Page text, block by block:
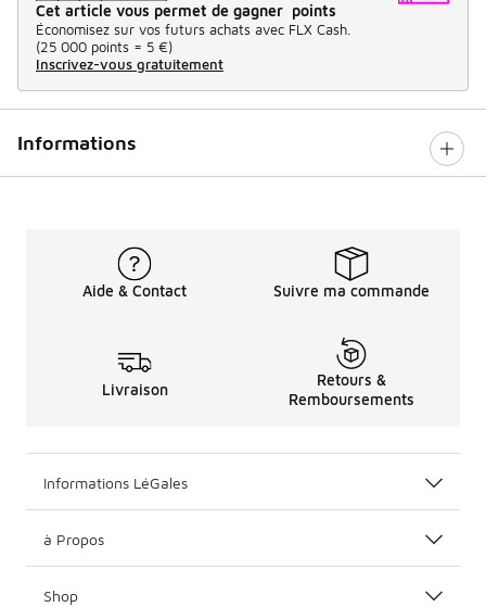
Cet article vous permet de gagner points
Économisez sur vos futurs achats avec FLX Cash.
(25 000 points = 5 €)
Inscrivez-vous gratuitement
Informations
Aide & Contact Suivre ma commande
Livraison
Retours &
Remboursements
Informations LéGales
à Propos
Shop